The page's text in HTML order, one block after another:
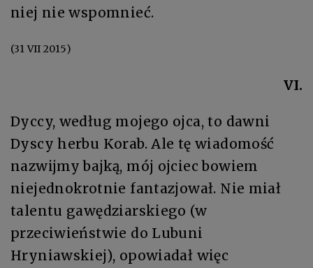
niej nie wspomnieć.
(31 VII 2015)
VI.
Dyccy, według mojego ojca, to dawni
Dyscy herbu Korab. Ale tę wiadomość
nazwijmy bajką, mój ojciec bowiem
niejednokrotnie fantazjował. Nie miał
talentu gawędziarskiego (w
przeciwieństwie do Lubuni
Hryniawskiej), opowiadał więc